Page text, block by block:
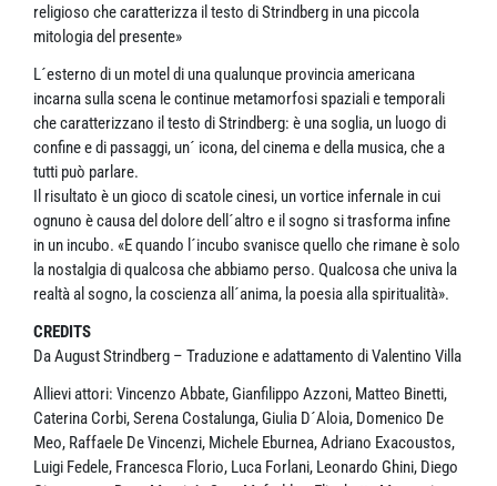
religioso che caratterizza il testo di Strindberg in una piccola
mitologia del presente»
L´esterno di un motel di una qualunque provincia americana
incarna sulla scena le continue metamorfosi spaziali e temporali
che caratterizzano il testo di Strindberg: è una soglia, un luogo di
confine e di passaggi, un´ icona, del cinema e della musica, che a
tutti può parlare.
Il risultato è un gioco di scatole cinesi, un vortice infernale in cui
ognuno è causa del dolore dell´altro e il sogno si trasforma infine
in un incubo. «E quando l´incubo svanisce quello che rimane è solo
la nostalgia di qualcosa che abbiamo perso. Qualcosa che univa la
realtà al sogno, la coscienza all´anima, la poesia alla spiritualità».
CREDITS
Da August Strindberg – Traduzione e adattamento di Valentino Villa
Allievi attori: Vincenzo Abbate, Gianfilippo Azzoni, Matteo Binetti,
Caterina Corbi, Serena Costalunga, Giulia D´Aloia, Domenico De
Meo, Raffaele De Vincenzi, Michele Eburnea, Adriano Exacoustos,
Luigi Fedele, Francesca Florio, Luca Forlani, Leonardo Ghini, Diego